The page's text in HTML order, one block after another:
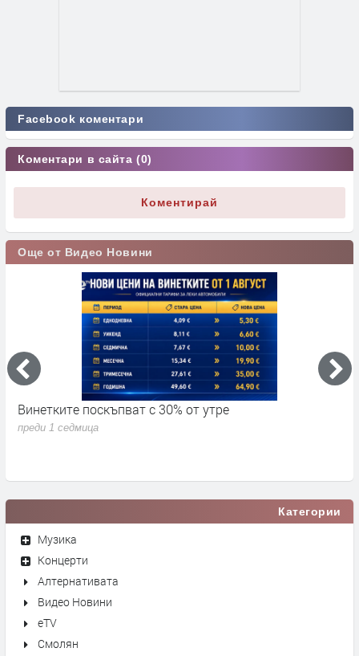
Facebook коментари
Коментари в сайта (0)
Коментирай
Още от Видео Новини
Винетките поскъпват с 30% от утре
преди 1 седмица
Категории
Музика
Концерти
Алтернативата
Видео Новини
eTV
Смолян